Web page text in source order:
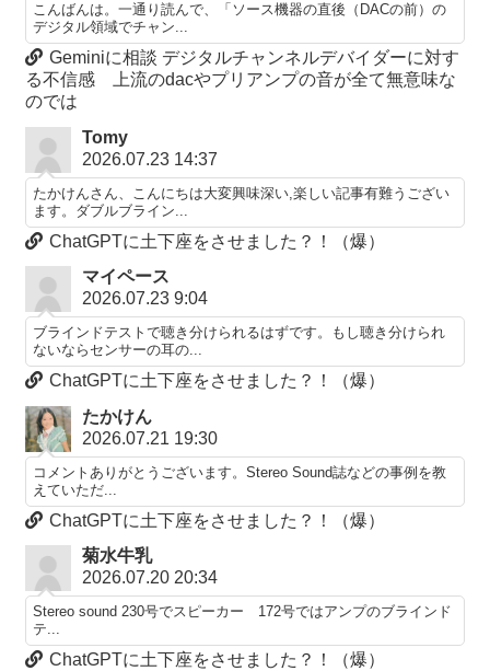
こんばんは。一通り読んで、「ソース機器の直後（DACの前）の
デジタル領域でチャン...
Geminiに相談 デジタルチャンネルデバイダーに対す
る不信感 上流のdacやプリアンプの音が全て無意味な
のでは
Tomy
2026.07.23 14:37
たかけんさん、こんにちは大変興味深い,楽しい記事有難うござい
ます。ダブルブライン...
ChatGPTに土下座をさせました？！（爆）
マイペース
2026.07.23 9:04
ブラインドテストで聴き分けられるはずです。もし聴き分けられ
ないならセンサーの耳の...
ChatGPTに土下座をさせました？！（爆）
たかけん
2026.07.21 19:30
コメントありがとうございます。Stereo Sound誌などの事例を教
えていただ...
ChatGPTに土下座をさせました？！（爆）
菊水牛乳
2026.07.20 20:34
Stereo sound 230号でスピーカー 172号ではアンプのブラインド
テ...
ChatGPTに土下座をさせました？！（爆）